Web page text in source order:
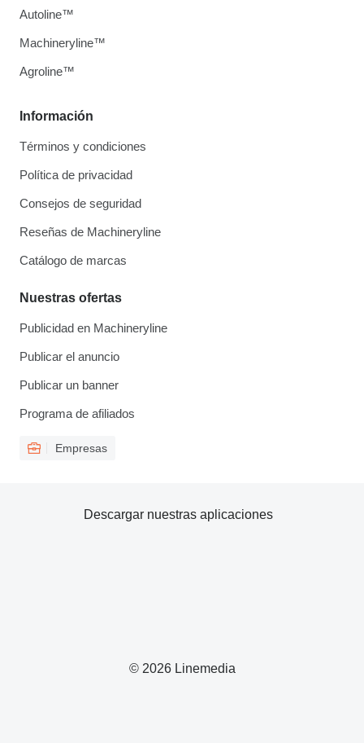
Información
Términos y condiciones
Política de privacidad
Consejos de seguridad
Reseñas de Machineryline
Catálogo de marcas
Nuestras ofertas
Publicidad en Machineryline
Publicar el anuncio
Publicar un banner
Programa de afiliados
Empresas
Autoline™
Machineryline™
Agroline™
© 2026 Linemedia
Descargar nuestras aplicaciones